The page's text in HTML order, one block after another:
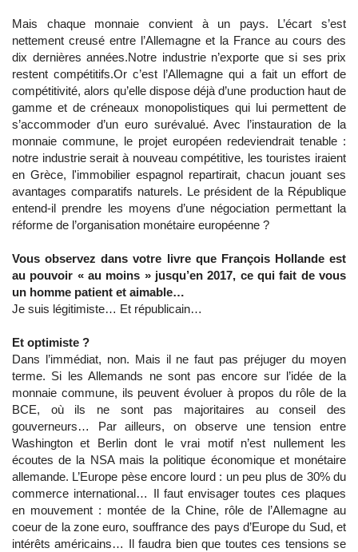
Mais chaque monnaie convient à un pays. L’écart s’est
nettement creusé entre l’Allemagne et la France au cours des
dix dernières années.Notre industrie n’exporte que si ses prix
restent compétitifs.Or c’est l’Allemagne qui a fait un effort de
compétitivité, alors qu’elle dispose déjà d’une production haut de
gamme et de créneaux monopolistiques qui lui permettent de
s’accommoder d’un euro surévalué. Avec l’instauration de la
monnaie commune, le projet européen redeviendrait tenable :
notre industrie serait à nouveau compétitive, les touristes iraient
en Grèce, l'immobilier espagnol repartirait, chacun jouant ses
avantages comparatifs naturels. Le président de la République
entend-il prendre les moyens d’une négociation permettant la
réforme de l’organisation monétaire européenne ?
Vous observez dans votre livre que François Hollande est
au pouvoir « au moins » jusqu’en 2017, ce qui fait de vous
un homme patient et aimable…
Je suis légitimiste… Et républicain…
Et optimiste ?
Dans l’immédiat, non. Mais il ne faut pas préjuger du moyen
terme. Si les Allemands ne sont pas encore sur l’idée de la
monnaie commune, ils peuvent évoluer à propos du rôle de la
BCE, où ils ne sont pas majoritaires au conseil des
gouverneurs… Par ailleurs, on observe une tension entre
Washington et Berlin dont le vrai motif n’est nullement les
écoutes de la NSA mais la politique économique et monétaire
allemande. L’Europe pèse encore lourd : un peu plus de 30% du
commerce international… Il faut envisager toutes ces plaques
en mouvement : montée de la Chine, rôle de l’Allemagne au
coeur de la zone euro, souffrance des pays d’Europe du Sud, et
intérêts américains… Il faudra bien que toutes ces tensions se